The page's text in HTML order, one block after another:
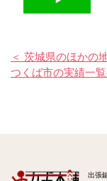
＜ 茨城県のほかの
つくば市の実績一
出張